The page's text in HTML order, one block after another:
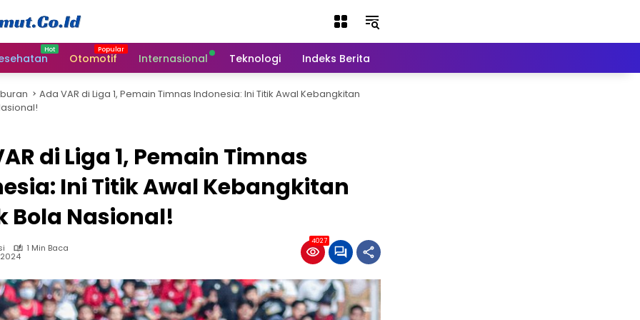
Otomotif Internasional Teknologi Indeks Berita
Ada VAR di Liga 1, Pemain Timnas Indonesia: Ini Titik Awal Kebangkitan
di Liga 1, Pemain Timnas
Ini Titik Awal Kebangkitan
Bola Nasional!
1 Min Baca
2024
4027